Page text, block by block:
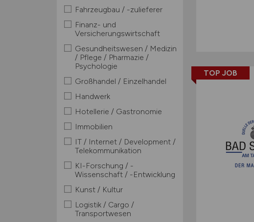
Fahrzeugbau / -zulieferer
Finanz- und
Versicherungswirtschaft
Gesundheitswesen / Medizin
/ Pflege / Pharmazie /
Psychologie
Großhandel / Einzelhandel
Handwerk
Hotellerie / Gastronomie
Immobilien
IT / Internet / Development /
Telekommunikation
KI-Forschung / -
Wissenschaft / -Entwicklung
Kunst / Kultur
Logistik / Cargo /
Transportwesen
TOP JOB